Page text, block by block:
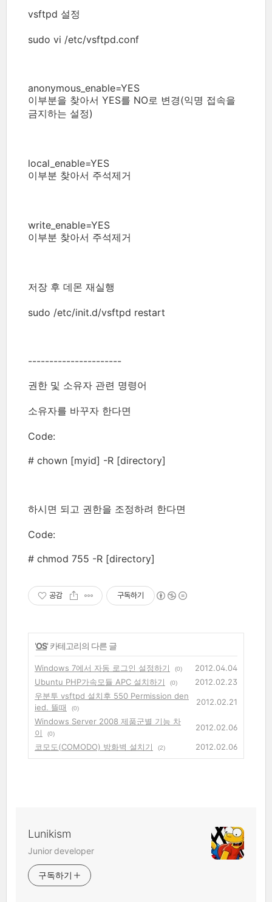
vsftpd 설정
sudo vi /etc/vsftpd.conf
anonymous_enable=YES
이부분을 찾아서 YES를 NO로 변경(익명 접속을
금지하는 설정)
local_enable=YES
이부분 찾아서 주석제거
write_enable=YES
이부분 찾아서 주석제거
저장 후 데몬 재실행
sudo /etc/init.d/vsftpd restart
----------------------
권한 및 소유자 관련 명령어
소유자를 바꾸자 한다면
Code:
# chown [myid] -R [directory]
하시면 되고 권한을 조정하려 한다면
Code:
# chmod 755 -R [directory]
공감 구독하기
'OS' 카테고리의 다른 글
Windows 7에서 자동 로그인 설정하기 (0)
2012.04.04
Ubuntu PHP가속모듈 APC 설치하기
(0)
2012.02.23
우분투 vsftpd 설치후 550 Permission den
ied. 뜰때
(0)
2012.02.21
Windows Server 2008 제품군별 기능 차
이
(0)
2012.02.06
코모도(COMODO) 방화벽 설치기
(2) 2012.02.06
Lunikism
Junior developer
구독하기